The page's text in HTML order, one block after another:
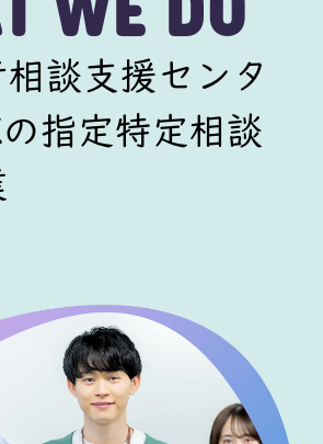
談支援センタ
指定特定相談